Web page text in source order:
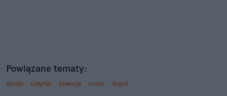
Powiązane tematy:
Woda Gdynia Szwecja Hotel Sopot